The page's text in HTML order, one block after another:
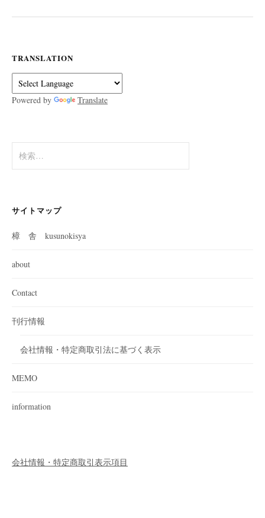
TRANSLATION
Powered by Translate
索:
サイトマップ
樟 舎 kusunokisya
about
Contact
刊行情報
会社情報・特定商取引法に基づく表示
MEMO
information
会社情報・特定商取引表示項目